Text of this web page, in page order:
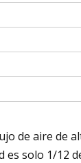
de aire de
es solo 1/12